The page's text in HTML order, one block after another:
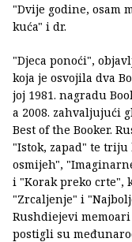
"Dvije godine, osam
kuća" i dr.
"Djeca ponoći",
koja je osvojila dva
joj 1981. nagradu
a 2008. zahvaljujući
Best of the Booker.
"Istok, zapad" te triju
osmijeh",
i "Korak preko crte",
"Zrcaljenje" i
Rushdiejevi
postigli su